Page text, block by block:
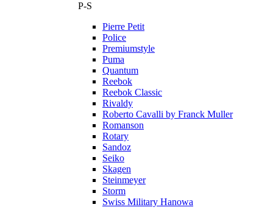
P-S
Pierre Petit
Police
Premiumstyle
Puma
Quantum
Reebok
Reebok Classic
Rivaldy
Roberto Cavalli by Franck Muller
Romanson
Rotary
Sandoz
Seiko
Skagen
Steinmeyer
Storm
Swiss Military Hanowa